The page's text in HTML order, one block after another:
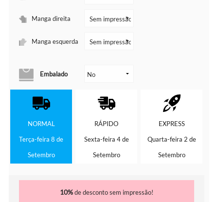
Manga direita
Manga esquerda
Embalado
NORMAL
Terça-feira 8 de
Setembro
RÁPIDO
Sexta-feira 4 de
Setembro
EXPRESS
Quarta-feira 2 de
Setembro
10%de desconto sem impressão!